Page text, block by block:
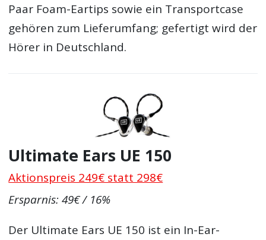
Paar Foam-Eartips sowie ein Transportcase
gehören zum Lieferumfang; gefertigt wird der
Hörer in Deutschland.
Ultimate Ears UE 150
Aktionspreis 249€ statt 298€
Ersparnis: 49€ / 16%
Der Ultimate Ears UE 150 ist ein In-Ear-